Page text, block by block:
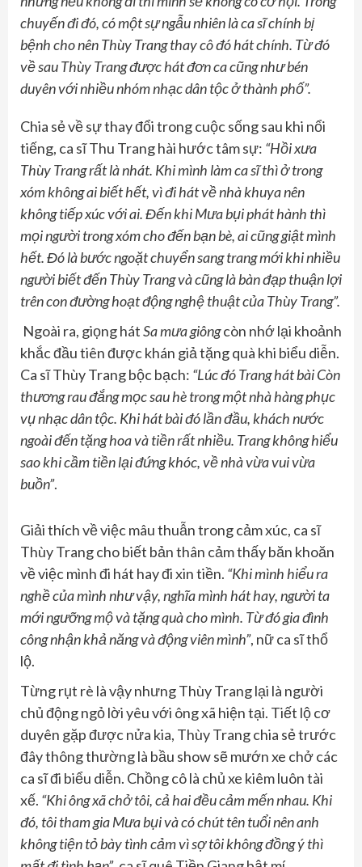
chuyến đi đó,có mộtsự ngẫu nhiênlà ca sĩ chính bị
bệnhcho nênThùy Trang thay cô đó hát chính. Từ đó
về sauThùy Trangđược hát đơn ca cũng như bén
duyên với nhiều nhóm nhạc dân tộc ở thành phố”.
Chia sẻ về sự thay đổi trong cuộc sống sau khi nổi
tiếng, ca sĩ Thu Trang hài hước tâm sự: “Hồi xưa
Thùy Trang rất là nhát. Khi mình làm ca sĩ thì ở trong
xóm không ai biết hết, vì đi hát về nhà khuya nên
không tiếp xúc với ai. Đến khi Mưa bụi phát hành thì
mọi người trong xóm cho đến bạn bè, ai cũng giật mình
hết. Đó là bước ngoặt chuyển sang trang mới khi nhiều
người biết đến Thùy Trang và cũng là bàn đạp thuận lợi
trên con đường hoạt động nghệ thuật của Thùy Trang”.
Ngoài ra, giọng hátSa mưa giôngcòn nhớ lại khoảnh
khắc đầu tiên được khán giả tặng quà khi biểu diễn.
Ca sĩ Thùy Trang bộc bạch: “Lúc đó Trang hát bài Còn
thương rau đắng mọc sau hè trong một nhà hàng phục
vụ nhạc dân tộc. Khi hát bài đó lần đầu, khách nước
ngoài đến tặng hoa và tiền rất nhiều. Trang không hiểu
sao khi cầm tiền lại đứng khóc, về nhà vừa vui vừa
buồn”.
Giải thích về việc mâu thuẫn trong cảm xúc, ca sĩ
Thùy Trang cho biết bản thân cảm thấy băn khoăn
về việc mình đi hát hay đi xin tiền. “Khi mình hiểu ra
nghề của mình như vậy, nghĩa mình hát hay, người ta
mới ngưỡng mộ và tặng quà cho mình. Từ đó gia đình
công nhận khả năng và động viên mình”, nữ ca sĩ thổ
lộ.
Từng rụt rè là vậy nhưng Thùy Trang lại là người
chủ động ngỏ lời yêu với ông xã hiện tại. Tiết lộ cơ
duyên gặp được nửa kia, Thùy Trang chia sẻ trước
đây thông thường là bầu show sẽ mướn xe chở các
ca sĩ đi biểu diễn. Chồng cô là chủ xe kiêm luôn tài
xế. “Khi ông xã chở tôi, cả hai đều cảm mến nhau. Khi
đó, tôi tham gia Mưa bụi và có chút tên tuổi nên anh
không tiện tỏ bày tình cảm vì sợ tôi không đồng ý thì